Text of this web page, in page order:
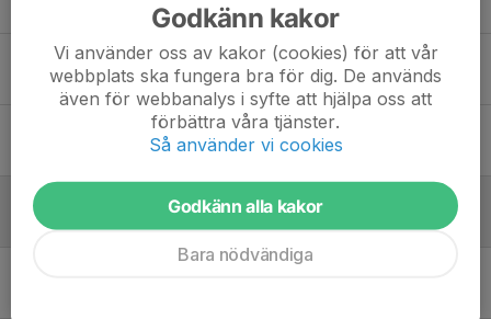
28 jul, 14:58 0
Lite uppdatering inför säsongen 26/27
14 jun, 21:36 0
Oxdog invitation - bindande anmälan 😊
7 jun, 17:18 0
Svara på kallelse om Oxdog invitation
Godkänn kakor
Vi använder oss av kakor (cookies) för att vår
webbplats ska fungera bra för dig. De används
även för webbanalys i syfte att hjälpa oss att
förbättra våra tjänster.
Så använder vi cookies
Godkänn alla kakor
Bara nödvändiga